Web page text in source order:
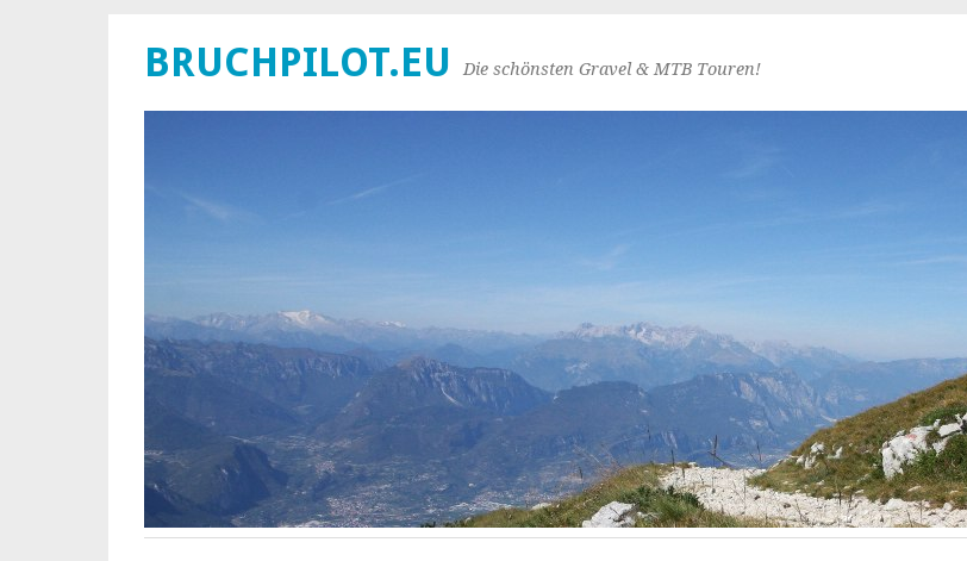
BRUCHPILOT.EU Die schönsten Gravel & MTB Touren!